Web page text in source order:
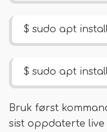
$ sudo apt
$ sudo apt
Bruk først
sist oppdaterte live